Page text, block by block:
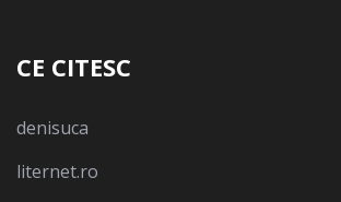
CE CITESC
denisuca
liternet.ro